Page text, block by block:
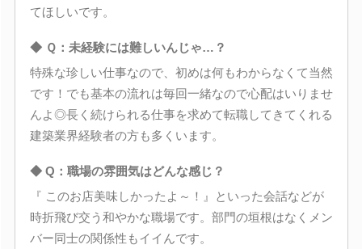
てほしいです。
◆ Ｑ：未経験には難しいんじゃ…？
特殊な珍しい仕事なので、初めは何もわからなくて当然
です！でも基本の流れは毎回一緒なので心配はいりませ
んよ◎長く続けられる仕事を求めて転職してきてくれる
建築業界経験者の方も多くいます。
◆ Q：職場の雰囲気はどんな感じ？
『 このお店美味しかったよ～！』といった会話などが
時折飛び交う和やかな職場です。部門の垣根はなくメン
バー同士の関係性もイイんです。